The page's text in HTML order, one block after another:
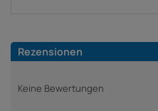
Rezensionen
Keine Bewertungen